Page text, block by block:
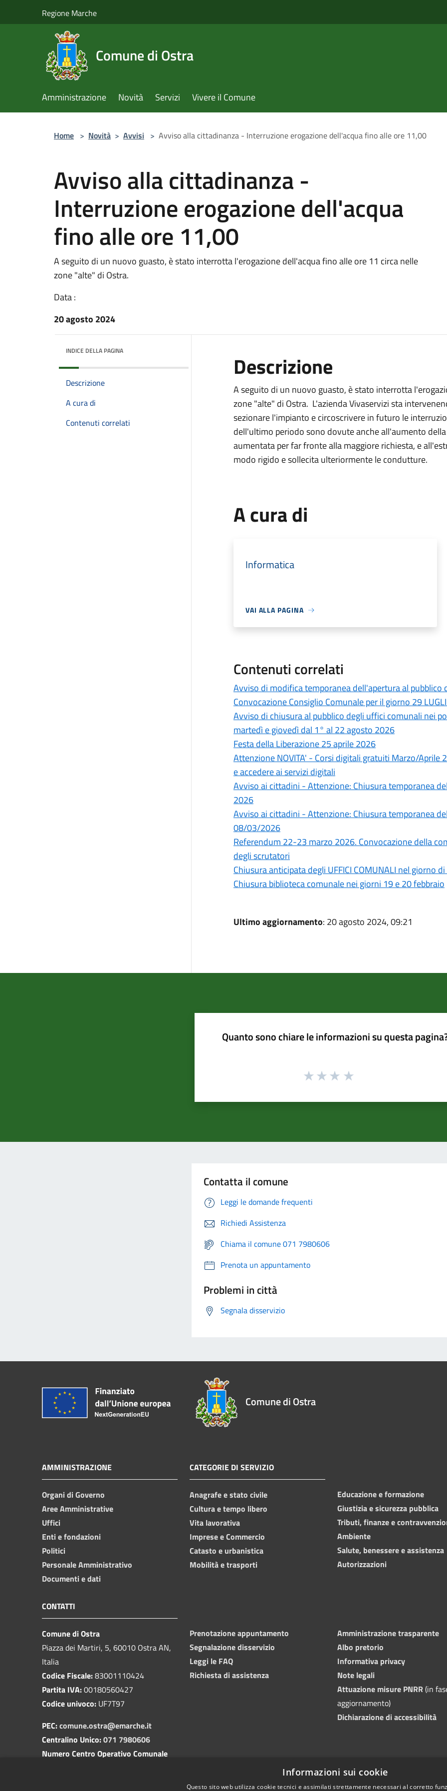
Regione Marche
Comune di Ostra
Amministrazione Novità Servizi Vivere il Comune
Home > Novità > Avvisi > Avviso alla cittadinanza - Interruzione erogazione dell'acqua fino alle ore 11,00
Avviso alla cittadinanza -
Interruzione erogazione dell'acqua
fino alle ore 11,00
A seguito di un nuovo guasto, è stato interrotta l'erogazione dell'acqua fino alle ore 11 circa nelle
zone "alte" di Ostra.
Data :
20 agosto 2024
INDICE DELLA PAGINA
Descrizione
A cura di
Contenuti correlati
Descrizione
A seguito di un nuovo guasto, è stato interrotta
zone "alte" di Ostra. L'azienda Vivaservizi sta
sezionare l'impianto e circoscrivere in futuro le
dell'ultimo periodo sono dovute anche all'aumento
aumentata per far fronte alla maggiore richiesta, e
modo rigido e sollecita ulteriormente le condutture.
A cura di
Informatica
VAI ALLA PAGINA
Contenuti correlati
Avviso di modifica temporanea dell'apertura al pubblico
Convocazione Consiglio Comunale per il giorno 29
Avviso di chiusura al pubblico degli uffici comunali nei
martedì e giovedì dal 1° al 22 agosto 2026
Festa della Liberazione 25 aprile 2026
Attenzione NOVITA' - Corsi digitali gratuiti Marzo/Aprile
e accedere ai servizi digitali
Avviso ai cittadini - Attenzione: Chiusura temporanea
2026
Avviso ai cittadini - Attenzione: Chiusura temporanea
08/03/2026
Referendum 22-23 marzo 2026. Convocazione della
degli scrutatori
Chiusura anticipata degli UFFICI COMUNALI nel giorno
Chiusura biblioteca comunale nei giorni 19 e 20 febbraio
Ultimo aggiornamento: 20 agosto 2024, 09:21
Quanto sono chiare le informazioni su questa
Contatta il comune
Leggi le domande frequenti
Richiedi Assistenza
Chiama il comune 071 7980606
Prenota un appuntamento
Problemi in città
Segnala disservizio
Comune di Ostra
AMMINISTRAZIONE
Organi di Governo
Aree Amministrative
Uffici
Enti e fondazioni
Politici
Personale Amministrativo
Documenti e dati
CATEGORIE DI SERVIZIO
Anagrafe e stato civile
Cultura e tempo libero
Vita lavorativa
Imprese e Commercio
Catasto e urbanistica
Mobilità e trasporti
Educazione e formazione
Giustizia e sicurezza pubblica
Tributi, finanze e
Ambiente
Salute, benessere e assistenza
Autorizzazioni
CONTATTI
Comune di Ostra
Piazza dei Martiri, 5, 60010 Ostra AN,
Italia
Codice Fiscale:83001110424
Partita IVA:00180560427
Codice univoco: UF7T97
PEC:comune.ostra@emarche.it
Centralino Unico:071 7980606
Numero Centro Operativo Comunale
Prenotazione appuntamento
Segnalazione disservizio
Leggi le FAQ
Richiesta di assistenza
Amministrazione trasparente
Albo pretorio
Informativa privacy
Note legali
Attuazione misure PNRR(in
aggiornamento)
Dichiarazione di accessibilità
Informazioni sui cookie
Questo sito web utilizza cookie tecnici e assimilati strettamente necessari al corretto